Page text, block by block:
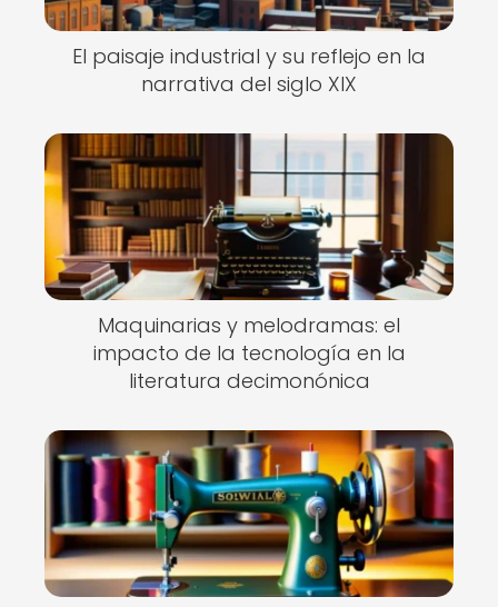
El paisaje industrial y su reflejo en la
narrativa del siglo XIX
Maquinarias y melodramas: el
impacto de la tecnología en la
literatura decimonónica